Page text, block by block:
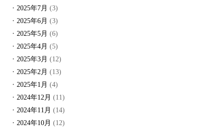
2025年7月 (3)
2025年6月 (3)
2025年5月 (6)
2025年4月 (5)
2025年3月 (12)
2025年2月 (13)
2025年1月 (4)
2024年12月 (11)
2024年11月 (14)
2024年10月 (12)